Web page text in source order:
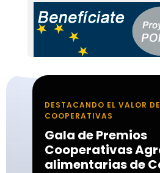
DESTACANDO EL VALOR
COOPERATIVAS
Gala de Premios
Cooperativas
alimentarias de